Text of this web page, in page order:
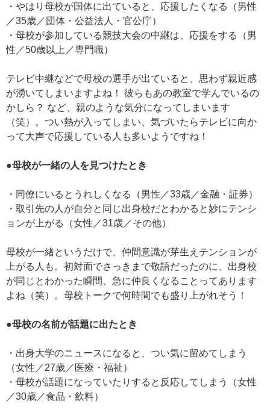
・やはり母校が国体に出ていると、応援したくなる（男性
／35歳／団体・公益法人・官公庁）
・母校が参加している競技大会の中継は、応援をする（男
性／50歳以上／専門職）
テレビ中継などで母校の選手が出ていると、思わず親近感
が湧いてしまいますよね！ 彼らもあの教室で学んでいるの
かしら？ など、親のような気分になってしまいます
（笑）。つい熱が入ってしまい、気づいたらテレビに向か
って大声で応援している人も多いようですね！
●母校が一緒の人を見つけたとき
・同僚にいるとうれしくなる（男性／33歳／金融・証券）
・取引先の人が自分と同じ出身校だとわかると妙にテンシ
ョンが上がる（女性／31歳／その他）
母校が一緒というだけで、仲間意識が芽生えテンションが
上がる人も。初対面でさっきまで敬語だったのに、出身校
が同じとわかった瞬間、急に仲良くなることってあります
よね（笑）。母校トークで何時間でも盛り上がれそう！
●母校の名前が話題に出たとき
・出身大学のニュースになると、つい気に留めてしまう
（女性／27歳／医療・福祉）
・母校が話題になっていたりすると反応してしまう（女性
／30歳／食品・飲料）